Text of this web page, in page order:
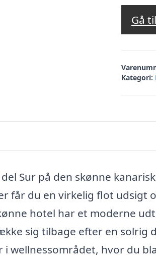
Gå
Kategori:
Sur på den skønne
får du en virkelig flot udsigt
hotel har et moderne
sig tilbage efter en solrig
wellnessområdet, hvor du